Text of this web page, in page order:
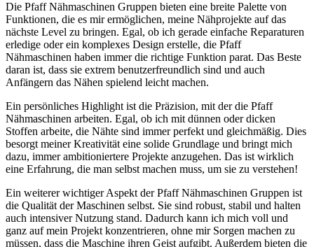
Die Pfaff Nähmaschinen Gruppen bieten eine breite Palette von
Funktionen, die es mir ermöglichen, meine Nähprojekte auf das
nächste Level zu bringen. Egal, ob ich gerade einfache Reparaturen
erledige oder ein komplexes Design erstelle, die Pfaff
Nähmaschinen haben immer die richtige Funktion parat. Das Beste
daran ist, dass sie extrem benutzerfreundlich sind und auch
Anfängern das Nähen spielend leicht machen.
Ein persönliches Highlight ist die Präzision, mit der die Pfaff
Nähmaschinen arbeiten. Egal, ob ich mit dünnen oder dicken
Stoffen arbeite, die Nähte sind immer perfekt und gleichmäßig. Dies
besorgt meiner Kreativität eine solide Grundlage und bringt mich
dazu, immer ambitioniertere Projekte anzugehen. Das ist wirklich
eine Erfahrung, die man selbst machen muss, um sie zu verstehen!
Ein weiterer wichtiger Aspekt der Pfaff Nähmaschinen Gruppen ist
die Qualität der Maschinen selbst. Sie sind robust, stabil und halten
auch intensiver Nutzung stand. Dadurch kann ich mich voll und
ganz auf mein Projekt konzentrieren, ohne mir Sorgen machen zu
müssen, dass die Maschine ihren Geist aufgibt. Außerdem bieten die